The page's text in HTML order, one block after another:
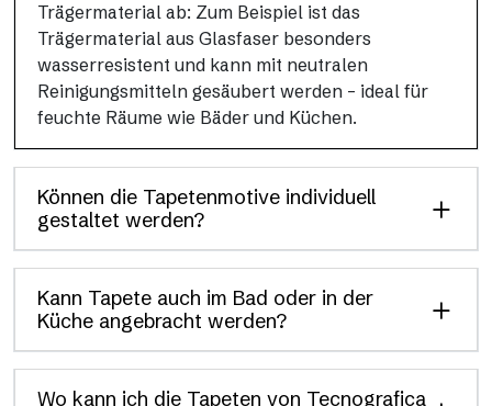
Trägermaterial ab: Zum Beispiel ist das
Trägermaterial aus Glasfaser besonders
wasserresistent und kann mit neutralen
Reinigungsmitteln gesäubert werden – ideal für
feuchte Räume wie Bäder und Küchen.
Können die Tapetenmotive individuell
gestaltet werden?
Kann Tapete auch im Bad oder in der
Küche angebracht werden?
Wo kann ich die Tapeten von Tecnografica